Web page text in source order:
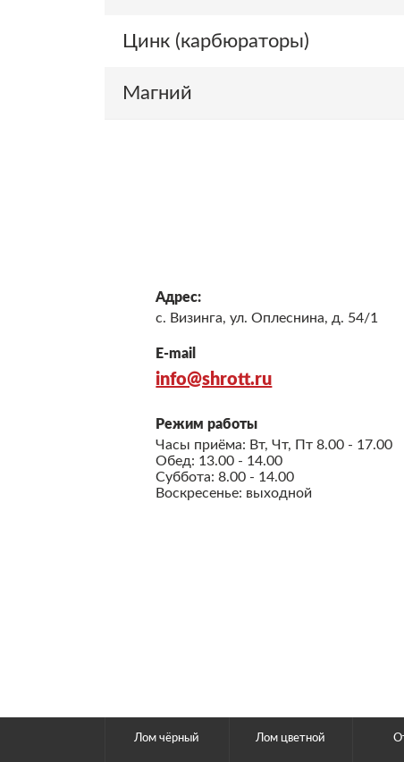
Цинк (карбюраторы)
Магний
Адрес:
с. Визинга, ул. Оплеснина, д. 54/1
E-mail
info@shrott.ru
Режим работы
Часы приёма: Вт, Чт, Пт 8.00 - 17.00
Обед: 13.00 - 14.00
Суббота: 8.00 - 14.00
Воскресенье: выходной
Лом чёрный Лом цветной